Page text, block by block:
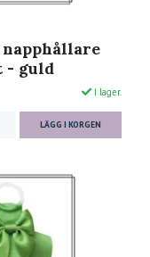
- guld
I lager.
LÄGG I KORGEN